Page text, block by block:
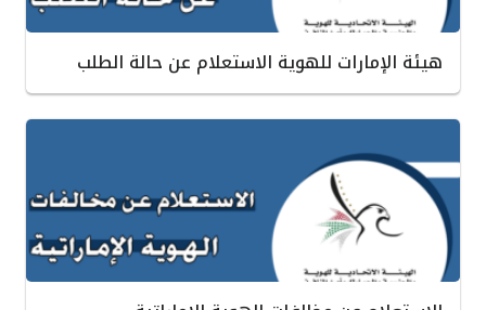
هيئة الإمارات للهوية الاستعلام عن حالة الطلب